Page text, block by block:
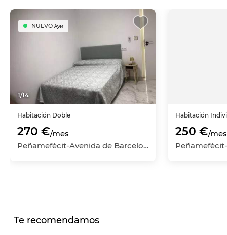
1/14
NUEVO Ayer
Habitación Doble
270 €/mes
Peñamefécit-Avenida de Barcelona, Jaén Capital, Jaén
Habitación
250 €/mes
Te recomendamos